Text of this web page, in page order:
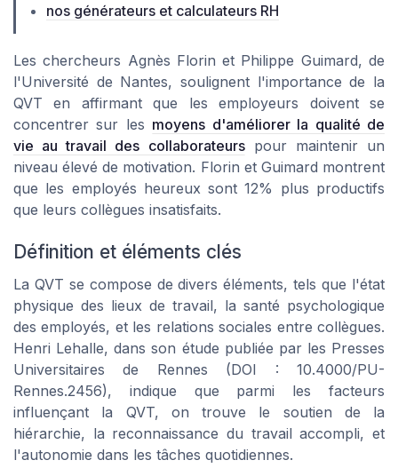
nos générateurs et calculateurs RH
Les chercheurs Agnès Florin et Philippe Guimard, de
l'Université de Nantes, soulignent l'importance de la
QVT en affirmant que les employeurs doivent se
concentrer sur les moyens d'améliorer la qualité de
vie au travail des collaborateurspour maintenir un
niveau élevé de motivation. Florin et Guimard montrent
que les employés heureux sont 12% plus productifs
que leurs collègues insatisfaits.
Définition et éléments clés
La QVT se compose de divers éléments, tels que l'état
physique des lieux de travail, la santé psychologique
des employés, et les relations sociales entre collègues.
Henri Lehalle, dans son étude publiée par les Presses
Universitaires de Rennes (DOI : 10.4000/PU-
Rennes.2456), indique que parmi les facteurs
influençant la QVT, on trouve le soutien de la
hiérarchie, la reconnaissance du travail accompli, et
l'autonomie dans les tâches quotidiennes.